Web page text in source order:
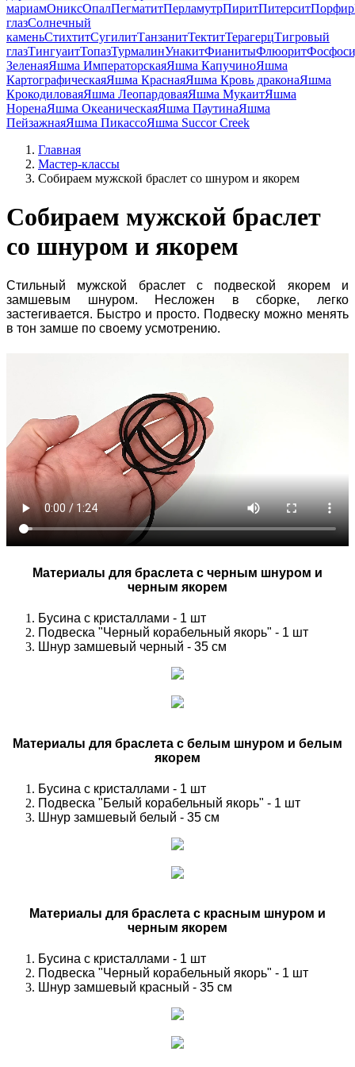
мариамОниксОпалПегматитПерламутрПиритПитерситПорфир
глазСолнечный
каменьСтихтитСугилитТанзанитТектитТерагерцТигровый
глазТингуаитТопазТурмалинУнакитФианитыФлюорит
ЗеленаяЯшма ИмператорскаяЯшма КапучиноЯшма
КартографическаяЯшма КраснаяЯшма Кровь драконаЯшма
КрокодиловаяЯшма ЛеопардоваяЯшма МукаитЯшма
НоренаЯшма ОкеаническаяЯшма ПаутинаЯшма
ПейзажнаяЯшма ПикассоЯшма Succor Creek
Главная
Мастер-классы
Собираем мужской браслет со шнуром и якорем
Собираем мужской браслет
со шнуром и якорем
Стильный мужской браслет с подвеской якорем и
замшевым шнуром. Несложен в сборке, легко
застегивается. Быстро и просто. Подвеску можно менять
в тон замше по своему усмотрению.
Материалы для браслета с черным шнуром и
черным якорем
Бусина с кристаллами - 1 шт
Подвеска "Черный корабельный якорь" - 1 шт
Шнур замшевый черный - 35 см
Материалы для браслета с белым шнуром и белым
якорем
Бусина с кристаллами - 1 шт
Подвеска "Белый корабельный якорь" - 1 шт
Шнур замшевый белый - 35 см
Материалы для браслета с красным шнуром и
черным якорем
Бусина с кристаллами - 1 шт
Подвеска "Черный корабельный якорь" - 1 шт
Шнур замшевый красный - 35 см